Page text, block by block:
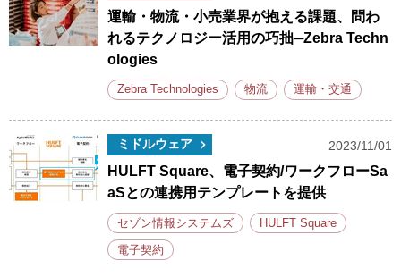
運輸・物流・小売業界が抱える課題、問わ
れるテクノロジー活用の巧拙─Zebra Techn
ologies
Zebra Technologies 物流 運輸・交通
ミドルウェア 2023/11/01
HULFT Square、電子契約/ワークフローSa
aSとの連携用テンプレートを提供
セゾン情報システムズ HULFT Square
電子契約